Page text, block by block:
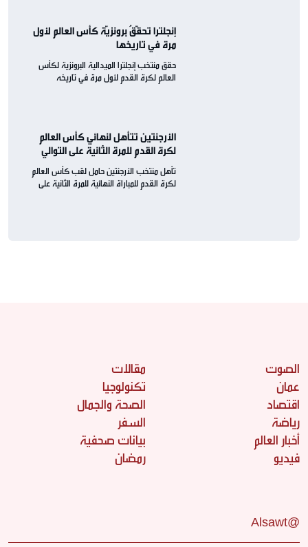
إنجلترا تحقّقُ برونزيّة كأس العالم لأول
مرة في تاريخها
حقق منتخب إنجلترا الميدالية البرونزية لكأس
العالم لكرة القدم لأول مرة في تاريخه
الأرجنتين تتأهل لنهائي كأس العالم
لكرة القدم للمرة الثانية على التوالي
تأهل منتخب الأرجنتين حامل لقب كأس العالم
لكرة القدم للمباراة النهائية للمرة الثانية على
الصوت
عمان
اقتصاد
رياضة
أخبار العالم
فيديو
مقالات
تكنولوجيا
الصحة والجمال
السفر
بيانات صحفية
رمضان
@Alsawt